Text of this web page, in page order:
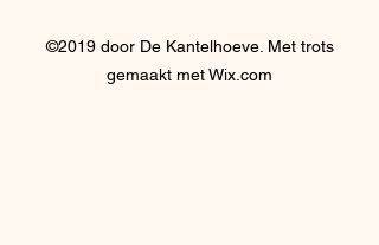
©2019 door De Kantelhoeve. Met trots
gemaakt met Wix.com